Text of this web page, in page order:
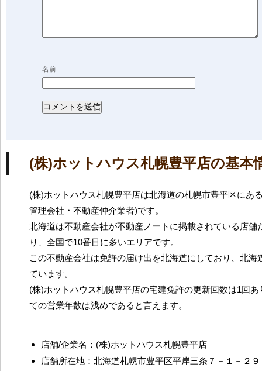
名前
(株)ホットハウス札幌豊平店の基本
(株)ホットハウス札幌豊平店は北海道の札幌市豊平区にあ
管理会社・不動産仲介業者)です。
北海道は不動産会社が不動産ノートに掲載されている店舗
り、全国で10番目に多いエリアです。
この不動産会社は免許の届け出を北海道にしており、北海
ています。
(株)ホットハウス札幌豊平店の宅建免許の更新回数は1回
ての営業年数は浅めであると言えます。
店舗/企業名：(株)ホットハウス札幌豊平店
店舗所在地：北海道札幌市豊平区平岸三条７－１－２９